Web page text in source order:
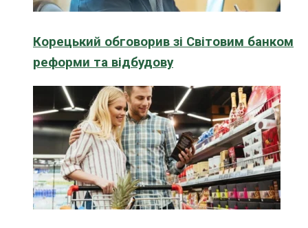
Корецький обговорив зі Світовим банком
реформи та відбудову